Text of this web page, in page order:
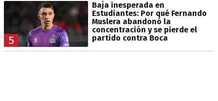
5
Baja inesperada en
Estudiantes: Por qué Fernando
Muslera abandonó la
concentración y se pierde el
partido contra Boca